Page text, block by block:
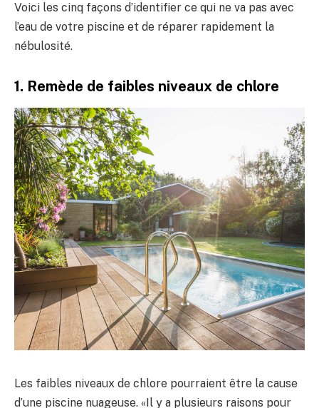
Voici les cinq façons d’identifier ce qui ne va pas avec
l’eau de votre piscine et de réparer rapidement la
nébulosité.
1. Remède de faibles niveaux de chlore
Les faibles niveaux de chlore pourraient être la cause
d’une piscine nuageuse. «Il y a plusieurs raisons pour